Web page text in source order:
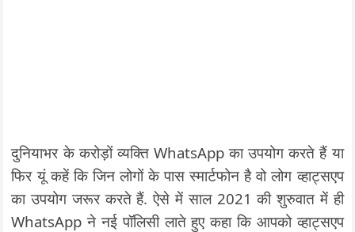
दुनियाभर के करोड़ों व्यक्ति WhatsApp का उपयोग करते हैं या
फिर यूं कहें कि जिन लोगों के पास स्मार्टफोन है वो लोग व्हाट्सएप
का उपयोग जरूर करते हैं. ऐसे में साल 2021 की शुरुवात में ही
WhatsApp ने नई पॉलिसी लाते हुए कहा कि आपको व्हाट्सएप